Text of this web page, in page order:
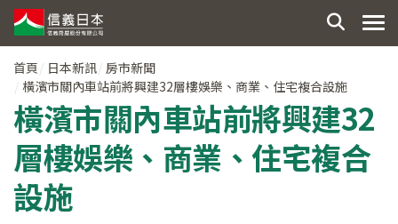
首頁 日本新訊 房市新聞
橫濱市關內車站前將興建32層樓娛樂、商業、住宅複合設施
橫濱市關內車站前將興建32
層樓娛樂、商業、住宅複合
設施